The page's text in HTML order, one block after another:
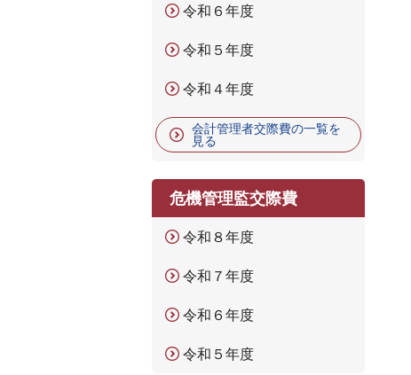
令和６年度
令和５年度
令和４年度
会計管理者交際費の一覧を
見る
危機管理監交際費
令和８年度
令和７年度
令和６年度
令和５年度